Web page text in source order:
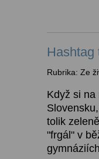
Hashtag
Rubrika: Ze
Když si
tolik
"frgál" v